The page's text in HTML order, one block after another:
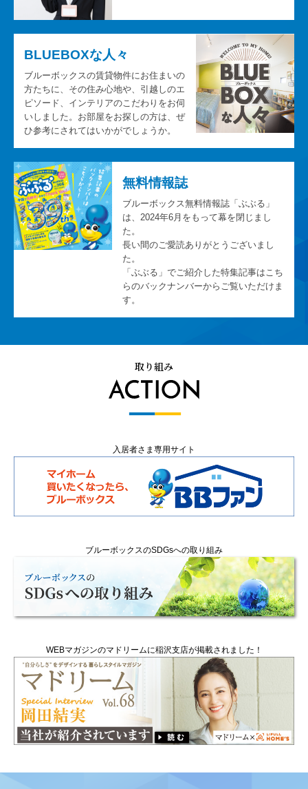
BLUEBOXな人々
ブルーボックスの賃貸物件にお住まいの
方たちに、その住み心地や、引越しのエ
ピソード、インテリアのこだわりをお伺
いしました。お部屋をお探しの方は、ぜ
ひ参考にされてはいかがでしょうか。
無料情報誌
ブルーボックス無料情報誌「ぶぶる」
は、2024年6月をもって幕を閉じまし
た。
長い間のご愛読ありがとうございまし
た。
「ぶぶる」でご紹介した特集記事はこち
らのバックナンバーからご覧いただけま
す。
取り組み
入居者さま専用サイト
ブルーボックスのSDGsへの取り組み
WEBマガジンのマドリームに稲沢支店が掲載されました！